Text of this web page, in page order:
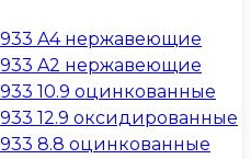
A4 нержавеющие
A2 нержавеющие
10.9 оцинкованные
12.9 оксидированные
8.8 оцинкованные